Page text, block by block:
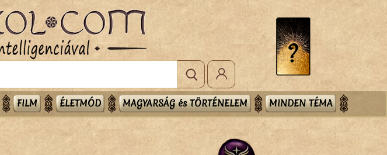
FILM ÉLETMÓD MAGYARSÁG és TÖRTÉNELEM MINDEN TÉMA